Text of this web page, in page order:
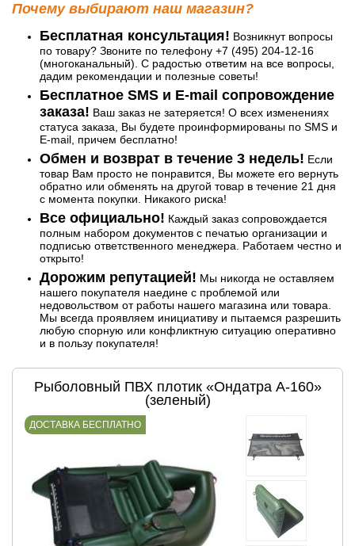
Почему выбирают наш магазин?
Бесплатная консультация! Возникнут вопросы
по товару? Звоните по телефону +7 (495) 204-12-16
(многоканальный). С радостью ответим на все вопросы,
дадим рекомендации и полезные советы!
Бесплатное SMS и E-mail сопровождение
заказа! Ваш заказ не затеряется! О всех изменениях
статуса заказа, Вы будете проинформированы по SMS и
E-mail, причем бесплатно!
Обмен и возврат в течение 3 недель! Если
товар Вам просто не понравится, Вы можете его вернуть
обратно или обменять на другой товар в течение 21 дня
с момента покупки. Никакого риска!
Все официально! Каждый заказ сопровождается
полным набором документов с печатью организации и
подписью ответственного менеджера. Работаем честно и
открыто!
Дорожим репутацией! Мы никогда не оставляем
нашего покупателя наедине с проблемой или
недовольством от работы нашего магазина или товара.
Мы всегда проявляем инициативу и пытаемся разрешить
любую спорную или конфликтную ситуацию оперативно
и в пользу покупателя!
Рыболовный ПВХ плотик «Ондатра А-160»
(зеленый)
ДОСТАВКА БЕСПЛАТНО